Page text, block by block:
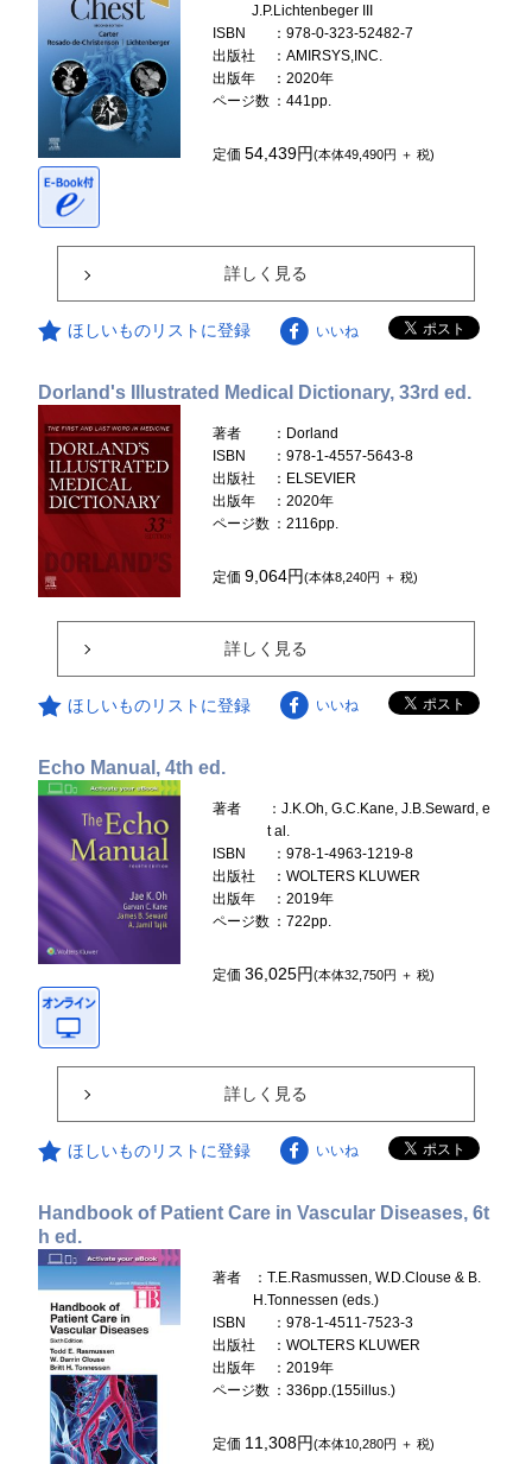
J.P.Lichtenbeger III
ISBN
：978-0-323-52482-7
出版社
：AMIRSYS,INC.
出版年
：2020年
ページ数 ：441pp.
定価54,439円(本体49,490円 ＋ 税)
詳しく見る
ほしいものリストに登録 いいね
Dorland's Illustrated Medical Dictionary, 33rd ed.
著者
：Dorland
ISBN
：978-1-4557-5643-8
出版社
：ELSEVIER
出版年
：2020年
ページ数 ：2116pp.
定価9,064円(本体8,240円 ＋ 税)
詳しく見る
ほしいものリストに登録 いいね
Echo Manual, 4th ed.
著者
：J.K.Oh, G.C.Kane, J.B.Seward, e
t al.
ISBN
：978-1-4963-1219-8
出版社
：WOLTERS KLUWER
出版年
：2019年
ページ数 ：722pp.
定価36,025円(本体32,750円 ＋ 税)
詳しく見る
ほしいものリストに登録 いいね
Handbook of Patient Care in Vascular Diseases, 6t
h ed.
著者
：T.E.Rasmussen, W.D.Clouse & B.
H.Tonnessen (eds.)
ISBN
：978-1-4511-7523-3
出版社
：WOLTERS KLUWER
出版年
：2019年
ページ数 ：336pp.(155illus.)
定価 11,308円(本体10,280円 ＋ 税)